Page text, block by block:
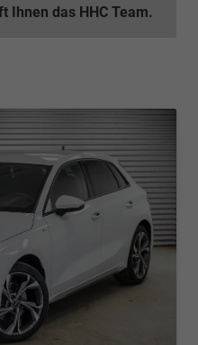
Ihnen das HHC Team.